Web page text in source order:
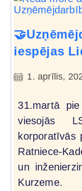
iespējas
1. aprīlis,
31.martā
viesojās
korporatīvās
Ratniece-
un